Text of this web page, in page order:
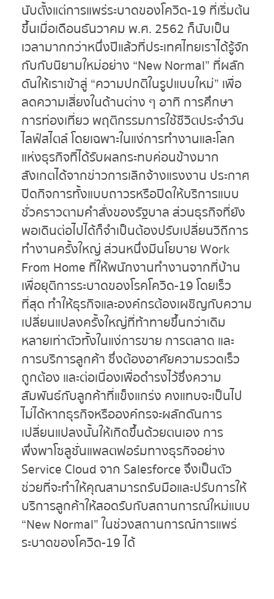
นับตั้งแต่การแพร่ระบาดของโควิด-19 ที่เริ่มต้น
ขึ้นเมื่อเดือนธันวาคม พ.ศ. 2562 ก็นับเป็น
เวลามากกว่าหนึ่งปีแล้วที่ประเทศไทยเราได้รู้จัก
กับกับนิยามใหม่อย่าง “New Normal” ที่ผลัก
ดันให้เราเข้าสู่ “ความปกติในรูปแบบใหม่” เพื่อ
ลดความเสี่ยงในด้านต่าง ๆ อาทิ การศึกษา
การท่องเที่ยว พฤติกรรมการใช้ชีวิตประจำวัน
ไลฟ์สไตล์ โดยเฉพาะในแง่การทำงานและโลก
แห่งธุรกิจที่ได้รับผลกระทบค่อนข้างมาก
สังเกตได้จากข่าวการเลิกจ้างแรงงาน ประกาศ
ปิดกิจการทั้งแบบถาวรหรือปิดให้บริการแบบ
ชั่วคราวตามคำสั่งของรัฐบาล ส่วนธุรกิจที่ยัง
พอเดินต่อไปได้ก็จำเป็นต้องปรับเปลี่ยนวิถีการ
ทำงานครั้งใหญ่ ส่วนหนึ่งมีนโยบาย Work
From Home ที่ให้พนักงานทำงานจากที่บ้าน
เพื่อยุติการระบาดของโรคโควิด-19 โดยเร็ว
ที่สุด ทำให้ธุรกิจและองค์กรต้องเผชิญกับความ
เปลี่ยนแปลงครั้งใหญ่ที่ท้าทายขึ้นกว่าเดิม
หลายเท่าตัวทั้งในแง่การขาย การตลาด และ
การบริการลูกค้า ซึ่งต้องอาศัยความรวดเร็ว
ถูกต้อง และต่อเนื่องเพื่อดำรงไว้ซึ่งความ
สัมพันธ์กับลูกค้าที่แข็งแกร่ง คงแทบจะเป็นไป
ไม่ได้หากธุรกิจหรือองค์กรจะผลักดันการ
เปลี่ยนแปลงนั้นให้เกิดขึ้นด้วยตนเอง การ
พึ่งพาโซลูชั่นแพลตฟอร์มทางธุรกิจอย่าง
Service Cloud จาก Salesforce จึงเป็นตัว
ช่วยที่จะทำให้คุณสามารถรับมือและปรับการให้
บริการลูกค้าให้สอดรับกับสถานการณ์ใหม่แบบ
“New Normal” ในช่วงสถานการณ์การแพร่
ระบาดของโควิด-19 ได้